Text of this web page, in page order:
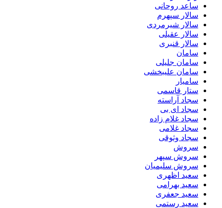
ساعد روحانی
سالار سپهرم
سالار شیرمردی
سالار عقیلی
سالار قنبری
سامان
سامان جلیلی
سامان علیبخشی
سامیار
ستار قاسمی
سجاد آراسته
سجاد ای بی
سجاد غلام زاده
سجاد غلامی
سجاد وثوقى
سروش
سروش سپهر
سروش سلیمیان
سعید اظهری
سعید بهرامی
سعید جعفری
سعید رستمی